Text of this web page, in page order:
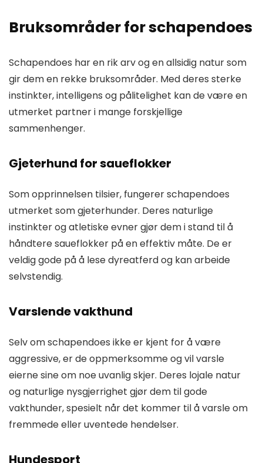
Bruksområder for schapendoes
Schapendoes har en rik arv og en allsidig natur som
gir dem en rekke bruksområder. Med deres sterke
instinkter, intelligens og pålitelighet kan de være en
utmerket partner i mange forskjellige
sammenhenger.
Gjeterhund for saueflokker
Som opprinnelsen tilsier, fungerer schapendoes
utmerket som gjeterhunder. Deres naturlige
instinkter og atletiske evner gjør dem i stand til å
håndtere saueflokker på en effektiv måte. De er
veldig gode på å lese dyreatferd og kan arbeide
selvstendig.
Varslende vakthund
Selv om schapendoes ikke er kjent for å være
aggressive, er de oppmerksomme og vil varsle
eierne sine om noe uvanlig skjer. Deres lojale natur
og naturlige nysgjerrighet gjør dem til gode
vakthunder, spesielt når det kommer til å varsle om
fremmede eller uventede hendelser.
Hundesport